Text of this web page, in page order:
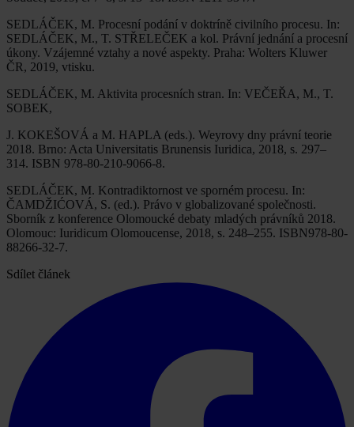
SEDLÁČEK, M. Procesní podání v doktríně civilního procesu. In:
SEDLÁČEK, M., T. STŘELEČEK a kol. Právní jednání a procesní
úkony. Vzájemné vztahy a nové aspekty. Praha: Wolters Kluwer
ČR, 2019, vtisku.
SEDLÁČEK, M. Aktivita procesních stran. In: VEČEŘA, M., T.
SOBEK,
J. KOKEŠOVÁ a M. HAPLA (eds.). Weyrovy dny právní teorie
2018. Brno: Acta Universitatis Brunensis Iuridica, 2018, s. 297–
314. ISBN 978-80-210-9066-8.
SEDLÁČEK, M. Kontradiktornost ve sporném procesu. In:
ČAMDŽIĆOVÁ, S. (ed.). Právo v globalizované společnosti.
Sborník z konference Olomoucké debaty mladých právníků 2018.
Olomouc: Iuridicum Olomoucense, 2018, s. 248–255. ISBN978-80-
88266-32-7.
Sdílet článek